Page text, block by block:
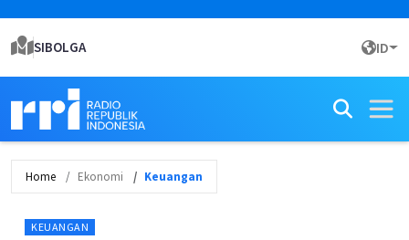
SIBOLGA ID
Home Ekonomi Keuangan
KEUANGAN